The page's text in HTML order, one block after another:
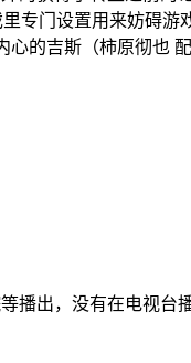
专门设置用来妨碍
吉斯（柿原彻也
播出，没有在电视台播